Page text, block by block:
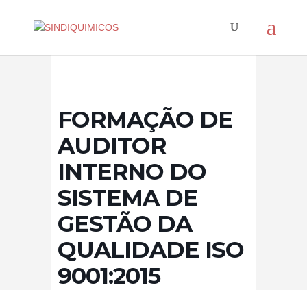
FORMAÇÃO DE
AUDITOR
INTERNO DO
SISTEMA DE
GESTÃO DA
QUALIDADE ISO
9001:2015